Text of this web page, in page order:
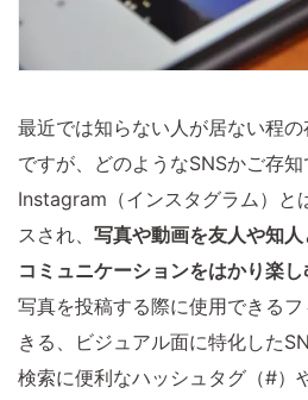
最近では知らない人が居ない程
ですが、どのようなSNSかご存知
Instagram（インスタグラム）と
スされ、 写真や動画を友人や知
コミュニケーションをはかり楽し
写真を投稿する際に使用できる
きる、ビジュアル面に特化した
検索に便利なハッシュタグ（#）